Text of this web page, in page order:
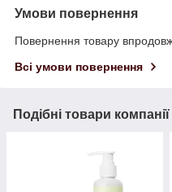
Умови повернення
Повернення товару
Всі умови повернення
Подібні товари компанії